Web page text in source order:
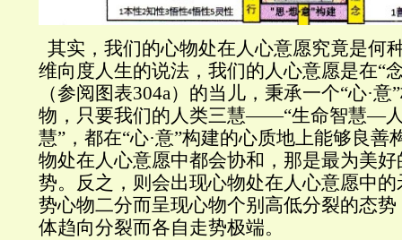
其实，我们的心物处在人心意愿究竟是何
维向度人生的说法，我们的人心意愿是在
（参阅图表304a）的当儿，秉承一个“心·意
物，只要我们的人类三慧——“生命智慧—
慧”，都在“心·意”构建的心质地上能够良善
物处在人心意愿中都会协和，那是最为美
势。反之，则会出现心物处在人心意愿中
势心物二分而呈现心物个别高低分裂的态
体趋向分裂而各自走势极端。